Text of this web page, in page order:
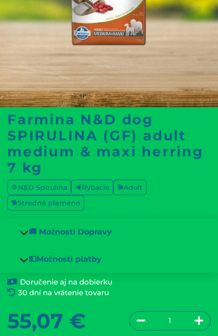
Farmina N&D dog
SPIRULINA (GF) adult
medium & maxi herring
7 kg
🔷N&D Spirulina 🥩Rybacie
🐕Adult
🐕Stredné plemeno
🚚 Možnosti Dopravy
💵Možnosti platby
Doručenie aj na dobierku
30 dní na vrátenie tovaru
55,07 €